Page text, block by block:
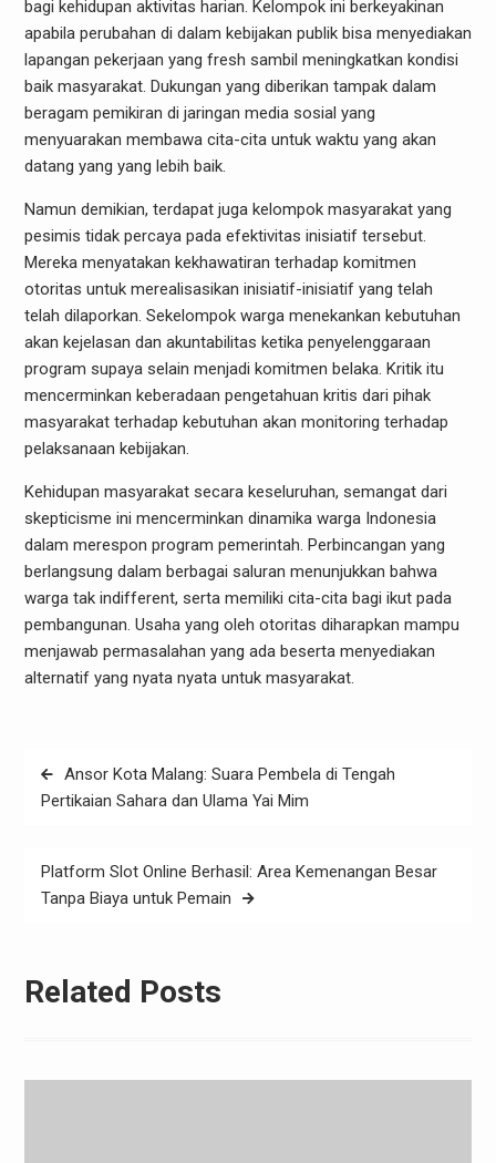
bagi kehidupan aktivitas harian. Kelompok ini berkeyakinan
apabila perubahan di dalam kebijakan publik bisa menyediakan
lapangan pekerjaan yang fresh sambil meningkatkan kondisi
baik masyarakat. Dukungan yang diberikan tampak dalam
beragam pemikiran di jaringan media sosial yang
menyuarakan membawa cita-cita untuk waktu yang akan
datang yang yang lebih baik.
Namun demikian, terdapat juga kelompok masyarakat yang
pesimis tidak percaya pada efektivitas inisiatif tersebut.
Mereka menyatakan kekhawatiran terhadap komitmen
otoritas untuk merealisasikan inisiatif-inisiatif yang telah
telah dilaporkan. Sekelompok warga menekankan kebutuhan
akan kejelasan dan akuntabilitas ketika penyelenggaraan
program supaya selain menjadi komitmen belaka. Kritik itu
mencerminkan keberadaan pengetahuan kritis dari pihak
masyarakat terhadap kebutuhan akan monitoring terhadap
pelaksanaan kebijakan.
Kehidupan masyarakat secara keseluruhan, semangat dari
skepticisme ini mencerminkan dinamika warga Indonesia
dalam merespon program pemerintah. Perbincangan yang
berlangsung dalam berbagai saluran menunjukkan bahwa
warga tak indifferent, serta memiliki cita-cita bagi ikut pada
pembangunan. Usaha yang oleh otoritas diharapkan mampu
menjawab permasalahan yang ada beserta menyediakan
alternatif yang nyata nyata untuk masyarakat.
Post
navigation
Ansor Kota Malang: Suara Pembela di Tengah
Pertikaian Sahara dan Ulama Yai Mim
Platform Slot Online Berhasil: Area Kemenangan Besar
Tanpa Biaya untuk Pemain
Related Posts